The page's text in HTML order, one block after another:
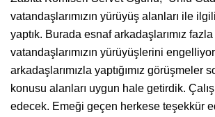
vatandaşlarımızın yürüyüş alanları ile
yaptık. Burada esnaf arkadaşlarımız fazla
vatandaşlarımızın yürüyüşlerini
arkadaşlarımızla yaptığımız görüşmeler
konusu alanları uygun hale getirdik.
edecek. Emeği geçen herkese teşekkür